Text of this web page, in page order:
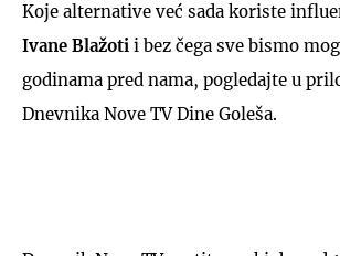
Koje alternative već sada koriste
Ivane Blažoti i bez čega sve bismo
godinama pred nama, pogledajte u
Dnevnika Nove TV Dine Goleša.